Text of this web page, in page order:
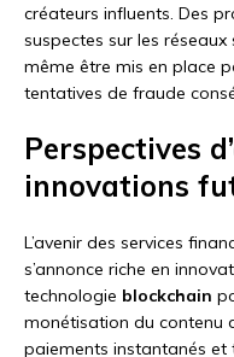
créateurs influents. Des
suspectes sur les
même être mis en place
tentatives de fraude
Perspectives
innovations
L’avenir des services
s’annonce riche en
technologie blockchain
monétisation du contenu
paiements instantanés et